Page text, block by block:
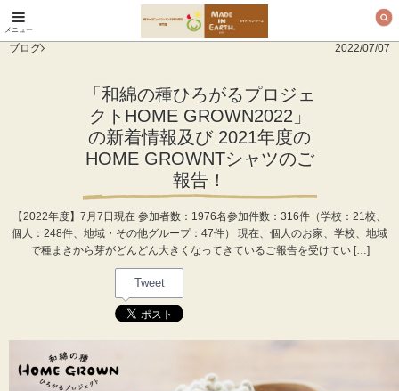
オーガニックコットン
メニュー
ブログ 2022/07/07
「和綿の種ひろがるプロジェ
クトHOME GROWN2022」
の新着情報及び 2021年度の
HOME GROWNTシャツのご
報告！
【2022年度】7月7日現在 参加者数：1976名参加件数：316件（学校：21校、
個人：248件、地域・その他グループ：47件） 現在、個人のお家、学校、地域
で種まきから芽がどんどん大きくなってきているご報告を受けてい […]
Tweet